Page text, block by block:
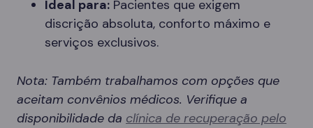
Ideal para: Pacientes que exigem
discrição absoluta, conforto máximo e
serviços exclusivos.
Nota: Também trabalhamos com opções que
aceitam convênios médicos. Verifique a
disponibilidade da clínica de recuperação pelo